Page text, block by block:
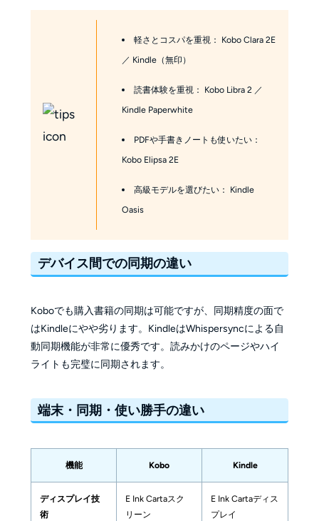
軽さとコスパを重視： Kobo Clara 2E
／ Kindle（無印）
読書体験を重視： Kobo Libra 2 ／
Kindle Paperwhite
PDFや手書きノートも使いたい：
Kobo Elipsa 2E
高級モデルを選びたい： Kindle
Oasis
デバイス間での同期の違い
Koboでも購入書籍の同期は可能ですが、同期精度の面で
はKindleにやや劣ります。KindleはWhispersyncによる自
動同期機能が非常に優秀です。読みかけのページやハイ
ライトも完璧に同期されます。
端末・同期・使い勝手の違い
機能 Kobo Kindle
ディスプレイ技
術
E Ink Cartaスク
リーン
E Ink Cartaディス
プレイ